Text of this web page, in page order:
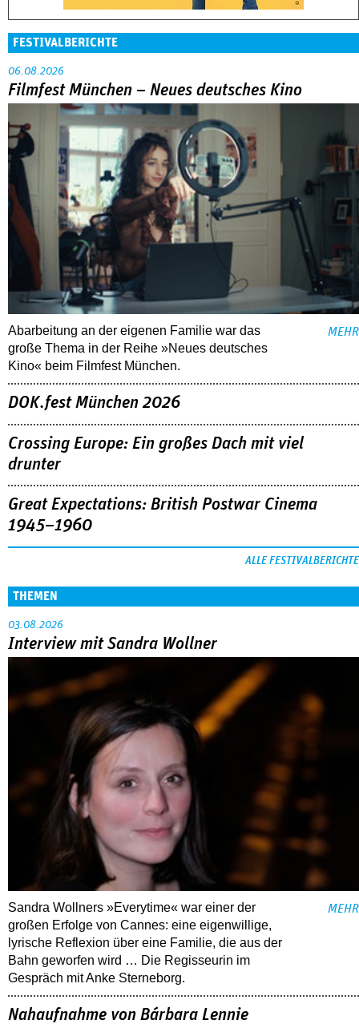
FESTIVALBERICHTE
06.08.2026
Filmfest München – Neues deutsches Kino
Abarbeitung an der eigenen Familie war das
große Thema in der Reihe »Neues deutsches
Kino« beim Filmfest München.
MEHR
DOK.fest München 2026
Crossing Europe: Ein großes Dach mit viel
drunter
Great Expectations: British Postwar Cinema
1945–1960
ALLE FESTIVALBERICHTE
THEMEN
03.08.2026
Interview mit Sandra Wollner
Sandra Wollners »Everytime« war einer der
großen Erfolge von Cannes: eine eigenwillige,
lyrische Reflexion über eine ­Familie, die aus der
Bahn geworfen wird … Die Regisseurin im
Gespräch mit Anke Sterneborg.
MEHR
Nahaufnahme von Bárbara Lennie